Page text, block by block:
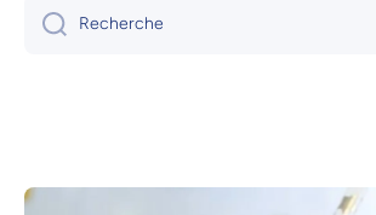
Recherche
Passer aux informations produits